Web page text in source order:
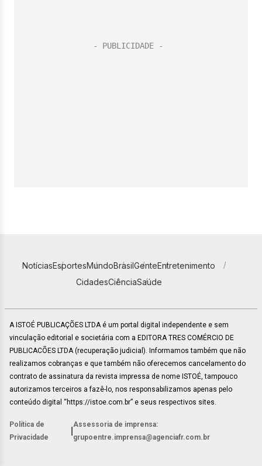
NotíciasEsportesMundoBrasilGenteEntretenimento
CidadesCiênciaSaúde
A ISTOÉ PUBLICAÇÕES LTDA é um portal digital independente e sem
vinculação editorial e societária com a EDITORA TRES COMÉRCIO DE
PUBLICACÕES LTDA (recuperação judicial). Informamos também que não
realizamos cobranças e que também não oferecemos cancelamento do
contrato de assinatura da revista impressa de nome ISTOÉ, tampouco
autorizamos terceiros a fazê-lo, nos responsabilizamos apenas pelo
conteúdo digital “https://istoe.com.br” e seus respectivos sites.
Política de
Privacidade
Assessoria de imprensa:
grupoentre.imprensa@agenciafr.com.br